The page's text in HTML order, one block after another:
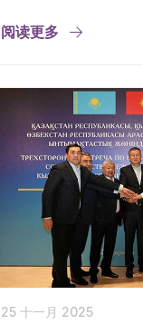
阅读更多
25 十一月 2025